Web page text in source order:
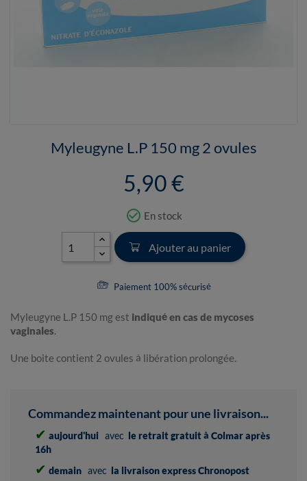
Myleugyne L.P 150 mg 2 ovules
5,90 €
check_circle_outline En stock
Ajouter au panier
Paiement 100% sécurisé
Myleugyne L.P 150 mg est indiqué en cas de mycoses
vaginales.
Une boite contient 2 ovules à libération prolongée.
Commandez maintenant pour une livraison...
✔ aujourd'hui avec le retrait gratuit à Colmar après
16h
✔ demain avec la livraison express Chronopost